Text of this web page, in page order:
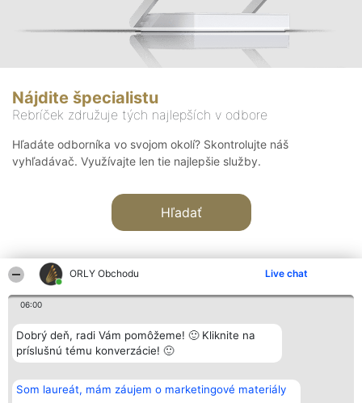
ORLY Obchodu Live chat
06:00
Dobrý deň, radi Vám pomôžeme! 🙂 Kliknite na
príslušnú tému konverzácie! 🙂
Som laureát, mám záujem o marketingové materiály
Nájdite špecialistu
Rebríček združuje tých najlepších v odbore
Hľadáte odborníka vo svojom okolí? Skontrolujte náš
vyhľadávač. Využívajte len tie najlepšie služby.
Hľadať
Organizátor hodnotenia
Bright Side Solutions sp. z o.
o. sp. k.
Wrocław 50-079
KRS 0000749100 | Regon
Hodnotenie
Laureáti
Lista
Laureatów
Podmienky
Kontakt
Kontakt